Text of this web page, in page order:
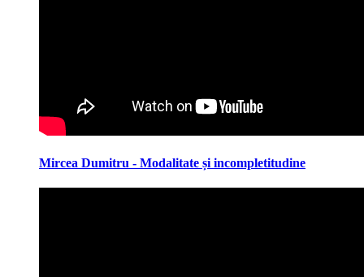
Mircea Dumitru - Modalitate și incompletitudine